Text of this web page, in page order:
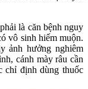
là căn bệnh nguy
vô sinh hiếm muộn.
ảnh hưởng nghiêm
cánh mày râu cần
chỉ định dùng thuốc